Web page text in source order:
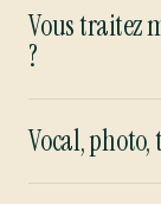
Vous traitez
?
Vocal, photo,